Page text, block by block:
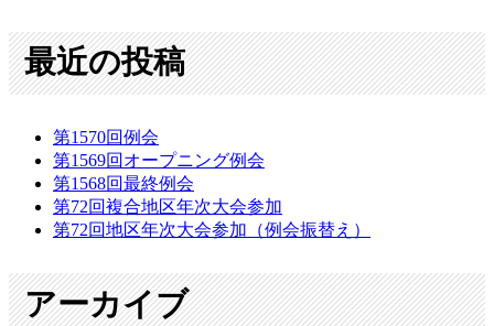
最近の投稿
第1570回例会
第1569回オープニング例会
第1568回最終例会
第72回複合地区年次大会参加
第72回地区年次大会参加（例会振替え）
アーカイブ